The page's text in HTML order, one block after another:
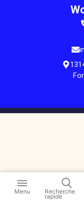
Menu Recherche
rapide